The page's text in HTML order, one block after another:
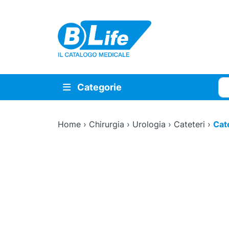
Vai al contenuto principale
Categorie
Home› Chirurgia › Urologia › Cateteri ›